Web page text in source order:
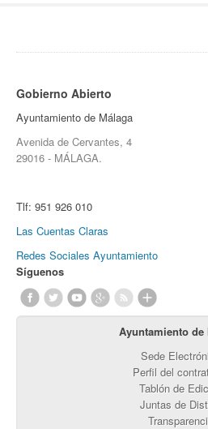
Gobierno Abierto
Ayuntamiento de Málaga
Avenida de Cervantes, 4
29016 - MÁLAGA.
Tlf: 951 926 010
Las Cuentas Claras
Redes Sociales Ayuntamiento
Síguenos
Ayuntamiento de
Sede
Perfil del
Tablón de
Juntas de